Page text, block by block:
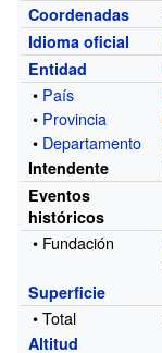
Coordenadas
Idioma oficial
Entidad
• País
• Provincia
• Departamento
Intendente
Eventos
históricos
• Fundación
Superficie
• Total
Altitud